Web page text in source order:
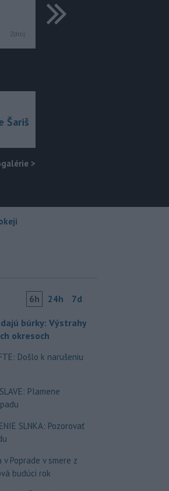
Zdroj:
ďalšie
Šariš
>
6h 24h 7d
búrky: Výstrahy
okresoch
Došlo k narušeniu
Plamene
SLNKA: Pozorovať
Poprade v smere z
budúci rok